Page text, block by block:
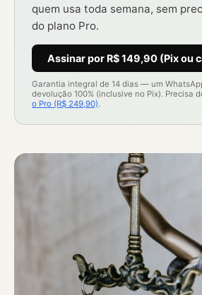
quem usa toda semana, sem
do plano Pro.
Assinar por R$ 149,90 (Pix ou
Garantia integral de 14 dias — um
devolução 100% (inclusive no Pix). Precisa
o Pro (R$ 249,90).